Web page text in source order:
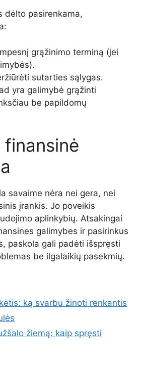
dėlto pasirenkama,
grąžinimo terminą (jei
sutarties sąlygas.
yra galimybė grąžinti
be papildomų
finansinė
savaime nėra nei gera, nei
įrankis. Jo poveikis
aplinkybių. Atsakingai
galimybes ir pasirinkus
paskola gali padėti išspręsti
be ilgalaikių pasekmių.
ką svarbu žinoti renkantis
žiemą: kaip spręsti